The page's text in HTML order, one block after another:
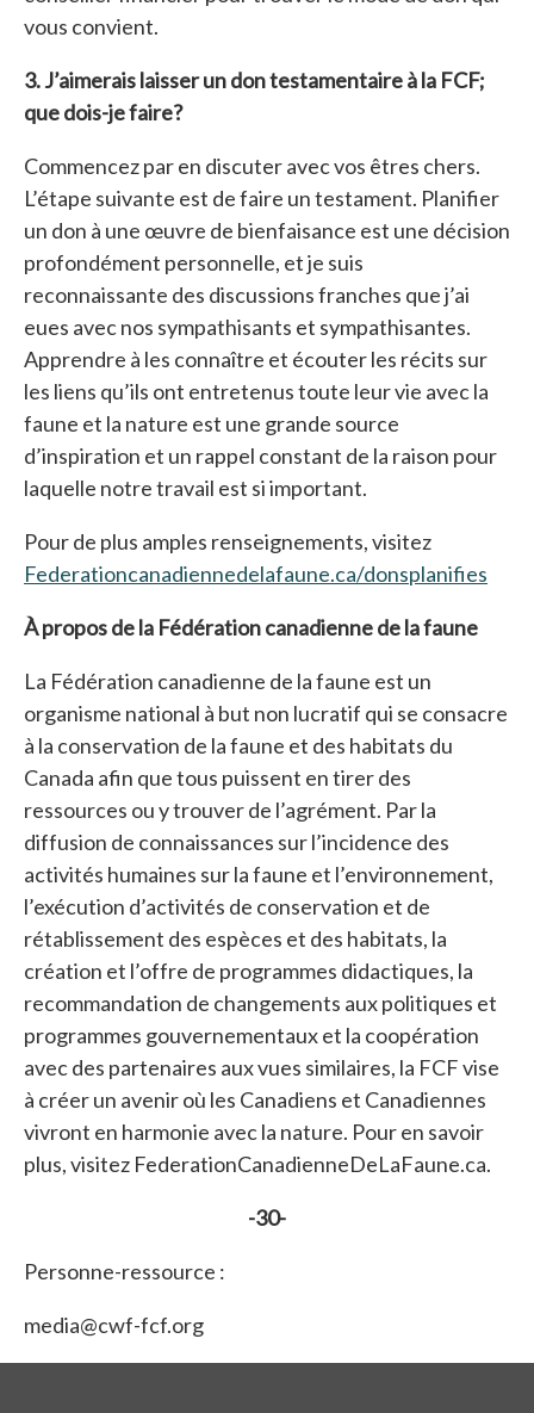
vous convient.
3. J’aimerais laisser un don testamentaire à la FCF;
que dois-je faire?
Commencez par en discuter avec vos êtres chers.
L’étape suivante est de faire un testament. Planifier
un don à une œuvre de bienfaisance est une décision
profondément personnelle, et je suis
reconnaissante des discussions franches que j’ai
eues avec nos sympathisants et sympathisantes.
Apprendre à les connaître et écouter les récits sur
les liens qu’ils ont entretenus toute leur vie avec la
faune et la nature est une grande source
d’inspiration et un rappel constant de la raison pour
laquelle notre travail est si important.
Pour de plus amples renseignements, visitez
Federationcanadiennedelafaune.ca/donsplanifies
À propos de la Fédération canadienne de la faune
La Fédération canadienne de la faune est un
organisme national à but non lucratif qui se consacre
à la conservation de la faune et des habitats du
Canada afin que tous puissent en tirer des
ressources ou y trouver de l’agrément. Par la
diffusion de connaissances sur l’incidence des
activités humaines sur la faune et l’environnement,
l’exécution d’activités de conservation et de
rétablissement des espèces et des habitats, la
création et l’offre de programmes didactiques, la
recommandation de changements aux politiques et
programmes gouvernementaux et la coopération
avec des partenaires aux vues similaires, la FCF vise
à créer un avenir où les Canadiens et Canadiennes
vivront en harmonie avec la nature. Pour en savoir
plus, visitez FederationCanadienneDeLaFaune.ca.
-30-
Personne-ressource :
media@cwf-fcf.org